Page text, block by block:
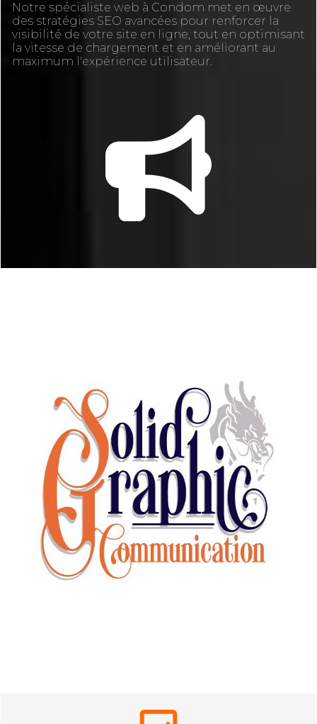
Notre spécialiste web à Condom met en œuvre
des stratégies SEO avancées pour renforcer la
visibilité de votre site en ligne, tout en optimisant
la vitesse de chargement et en améliorant au
maximum l'expérience utilisateur.